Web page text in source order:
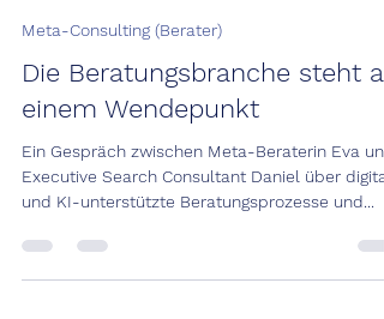
Meta-Consulting (Berater)
Die Beratungsbranche steht an
einem Wendepunkt
Ein Gespräch zwischen Meta-Beraterin Eva und
Executive Search Consultant Daniel über digital
und KI-unterstützte Beratungsprozesse und...